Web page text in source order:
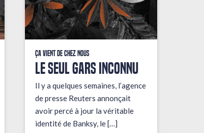
Ça vient de chez nous
LE SEUL GARS INCONNU
Il y a quelques semaines, l’agence
de presse Reuters annonçait
avoir percé à jour la véritable
identité de Banksy, le […]